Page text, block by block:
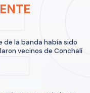
de la banda había sido
vecinos de Conchalí